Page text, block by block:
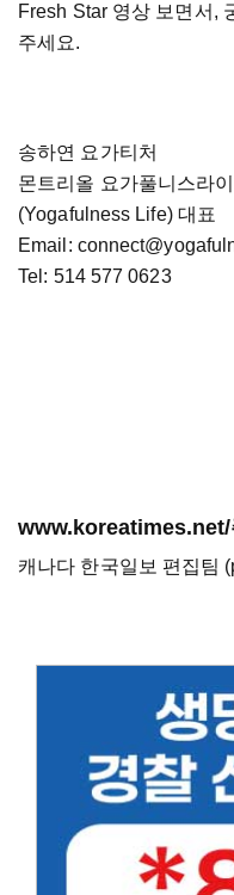
Fresh Star 영상 보면서,
주세요.
송하연 요가티처
몬트리올 요가풀니스라
(Yogafulness Life) 대표
Email:
Tel: 514 577 0623
www.koreatimes.net/
캐나다 한국일보 편집팀